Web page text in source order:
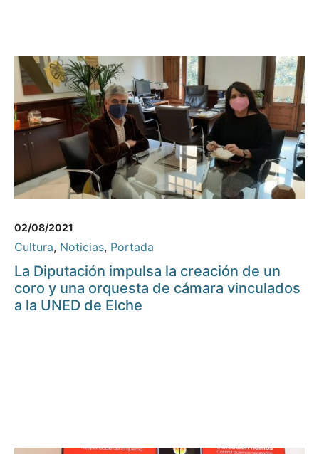
02/08/2021
Cultura, Noticias, Portada
La Diputación impulsa la creación de un
coro y una orquesta de cámara vinculados
a la UNED de Elche